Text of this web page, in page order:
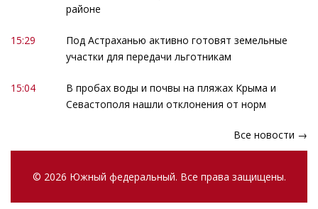
районе
15:29
Под Астраханью активно готовят земельные
участки для передачи льготникам
15:04
В пробах воды и почвы на пляжах Крыма и
Севастополя нашли отклонения от норм
Все новости →
© 2026 Южный федеральный. Все права защищены.